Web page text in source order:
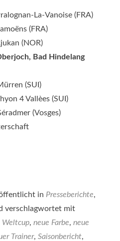
La-Vanoise (FRA)
(FRA)
(NOR)
Bad Hindelang
(SUI)
4 Vallèes (SUI)
(Vosges)
in Presseberichte,
verschlagwortet mit
Weltcup, neue Farbe, neue
Trainer, Saisonbericht,